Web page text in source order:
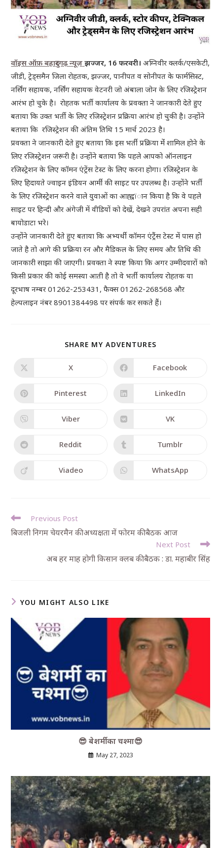
वॉइस ऑफ़ बहादुरगढ़ न्यूज़ झज्जर, 16 फरवरी।अग्निवीर क्लर्क/एसकेटी,
जीडी, ट्रेड्समैन जिला रोहतक, झज्जर, पानीपत व सोनीपत के फार्मसिस्ट,
नर्सिंग सहायक, नर्सिंग सहायक वेटनरी जो अंबाला जोन के लिए रजिस्ट्रेशन
आरंभ हो चुके है। रोहतक भर्ती कार्यालय के प्रवक्ता ने जानकारी देते हुए
बताया कि उक्त भर्ती के लिए रजिस्ट्रेशन प्रक्रिया आरंभ हो चुकी है। उन्होंने
बताया कि रजिस्ट्रेशन की अंतिम तिथि 15 मार्च 2023 है।
प्रवक्ता ने जानकारी देते हुए बताया कि इस भर्ती प्रक्रिया मेंं शामिल होने के
लिए रजिस्ट्रेशन जरूरी है। उन्होंने बताया कि पहले आपको ऑनलाइन
रजिस्ट्रेशन के लिए कॉमन एंट्रेंस टेस्ट के लिए करना होगा। रजिस्ट्रेशन के
लिए हिदायते ज्वाइन इंडियन आर्मी की साइट पर उपलब्ध है। उन्होंने भर्ती
के लिए रजिस्ट्रेशन करने वाले युवाओं का आह्ह्वïान किया है कि वे पहले
साइट पर हिन्दी और अंगेजी में वीडियों को देखें, देखने उपरांत अपना सही
बायोडाटा भरे।
उन्होंने जानकारी देते हुए बताया कि अभ्यर्थी कॉमन एंट्रैंस टेस्ट में पास हो
जाते है तो आगे की प्रक्रिया रन और मैडिकल के लिए समय और तिथि की
जानकारी साझा की जाएगी। प्रवक्ता ने स्पष्ट किया कि अगर उम्मीदवारों को
किसी प्रकार की कोई समस्या आती है तो वे भर्ती कार्यालय रोहतक या
दूरभाष नम्बर 01262-253431, फैक्स 01262-268568 औऱ
हेल्पलाइन नंबर 8901384498 पर संपर्क कर सकते हैं।
SHARE MY ADVENTURES
X Facebook
Pinterest LinkedIn
Viber VK
Reddit Tumblr
Viadeo WhatsApp
Previous Post
बिजली निगम चेयरमैन की अध्यक्षता में फोरम की बैठक आज
Next Post
अब हर माह होगी किसान क्लब की बैठक : डा. महाबीर सिंह
YOU MIGHT ALSO LIKE
😎 बेशर्मी का चश्मा😎
May 27, 2023